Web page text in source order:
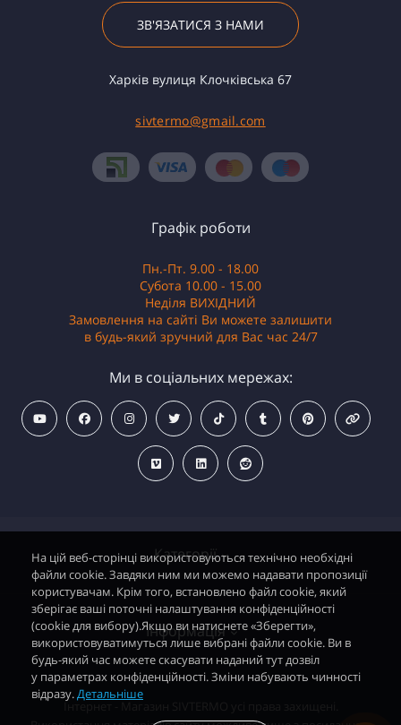
ЗВ'ЯЗАТИСЯ З НАМИ
Харків вулиця Клочківська 67
sivtermo@gmail.com
Категорії
Водонагрівачі електричні
Димохідні газові колонки
Димохідні газові котли і АОГВ
Радіатори опалення, Тепловентилятори
Інформація
Графік роботи
Пн.-Пт. 9.00 - 18.00
Субота 10.00 - 15.00
Неділя ВИХІДНИЙ
Замовлення на сайті Ви можете залишити
в будь-який зручний для Вас час 24/7
Ми в соціальних мережах:
Інтернет - Магазин SIVTERMO усі права захищені.
На цій веб-сторінці використовуються технічно необхідні
файли cookie. Завдяки ним ми можемо надавати пропозиції
користувачам. Крім того, встановлено файл cookie, який
зберігає ваші поточні налаштування конфіденційності
(cookie для вибору).Якщо ви натиснете «Зберегти»,
використовуватимуться лише вибрані файли cookie. Ви в
будь-який час можете скасувати наданий тут дозвіл
у параметрах конфіденційності. Зміни набувають чинності
відразу.Детальніше